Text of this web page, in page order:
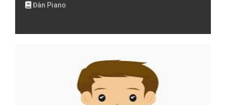
Đàn Piano